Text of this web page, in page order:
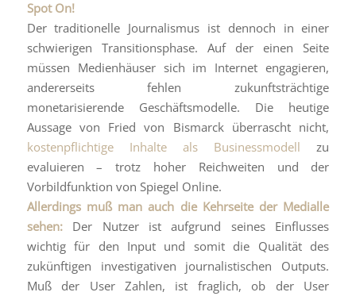
Spot On!
Der traditionelle Journalismus ist dennoch in einer
schwierigen Transitionsphase. Auf der einen Seite
müssen Medienhäuser sich im Internet engagieren,
andererseits fehlen zukunftsträchtige
monetarisierende Geschäftsmodelle. Die heutige
Aussage von Fried von Bismarck überrascht nicht,
kostenpflichtige Inhalte als Businessmodell zu
evaluieren – trotz hoher Reichweiten und der
Vorbildfunktion von Spiegel Online.
Allerdings muß man auch die Kehrseite der Medialle
sehen:Der Nutzer ist aufgrund seines Einflusses
wichtig für den Input und somit die Qualität des
zukünftigen investigativen journalistischen Outputs.
Muß der User Zahlen, ist fraglich, ob der User